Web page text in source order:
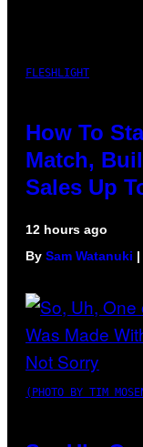
FLESHLIGHT
How To
Match,
Sales Up
12 hours ago
By Sam Watanuki
(PHOTO BY TIM